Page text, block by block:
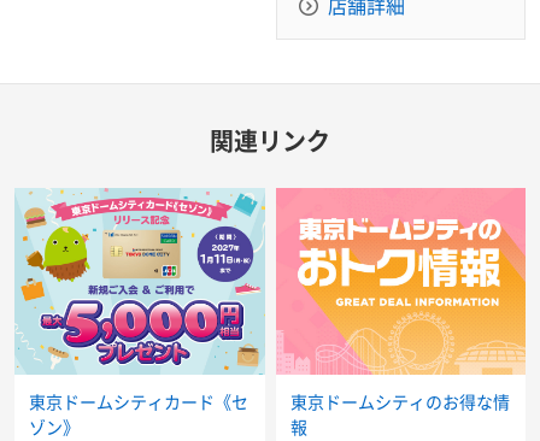
関連リンク
東京ドームシティカード《セ
ゾン》
東京ドームシティのお得な情
報